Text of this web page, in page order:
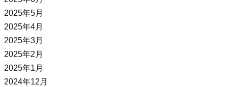
2025年5月
2025年4月
2025年3月
2025年2月
2025年1月
2024年12月